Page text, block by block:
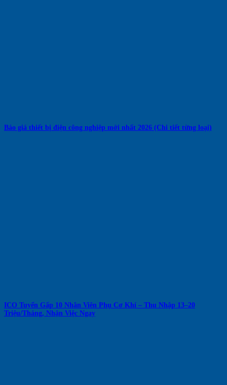
Báo giá thiết bị điện công nghiệp mới nhất 2026 (Chi tiết từng loại)
ICO Tuyển Gấp 10 Nhân Viên Phụ Cơ Khí – Thu Nhập 13–20
Triệu/Tháng, Nhận Việc Ngay